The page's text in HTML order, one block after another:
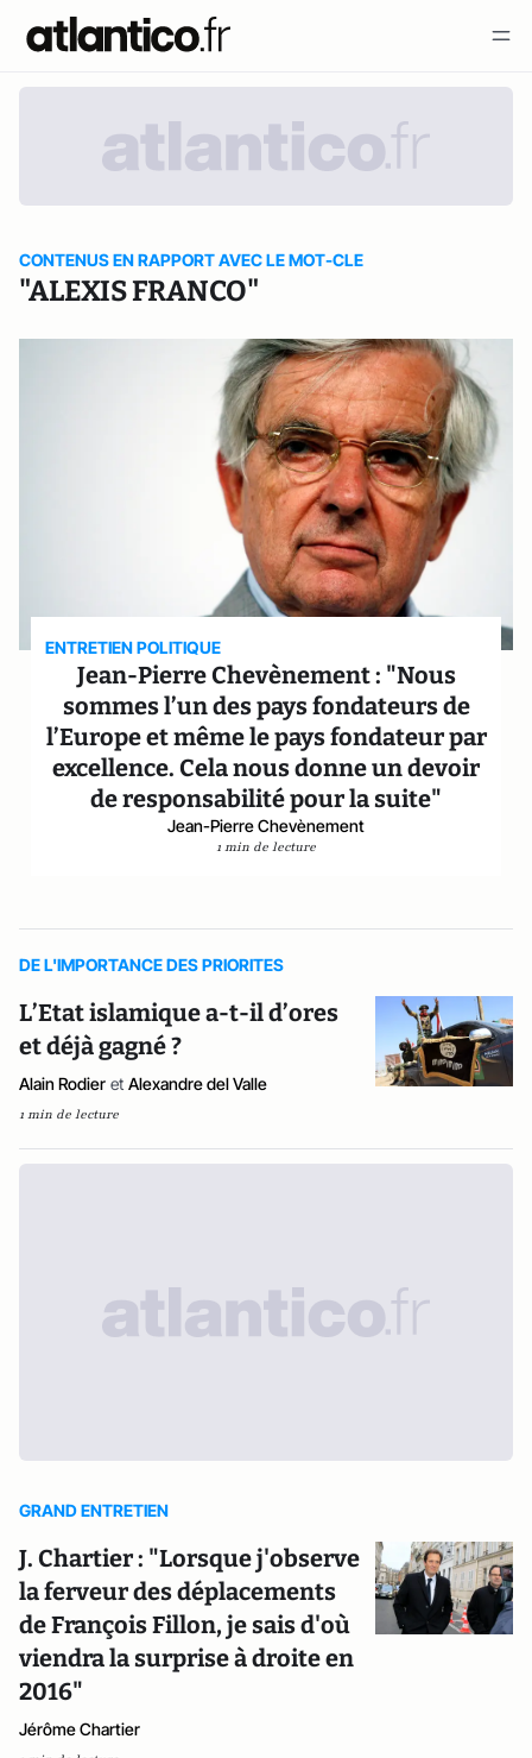
CONTENUS EN RAPPORT AVEC LE MOT-CLE
"ALEXIS FRANCO"
ENTRETIEN POLITIQUE
Jean-Pierre Chevènement : "Nous
sommes l’un des pays fondateurs de
l’Europe et même le pays fondateur par
excellence. Cela nous donne un devoir
de responsabilité pour la suite"
Jean-Pierre Chevènement
1 min de lecture
DE L'IMPORTANCE DES PRIORITES
L’Etat islamique a-t-il d’ores
et déjà gagné ?
Alain Rodier et Alexandre del Valle
1 min de lecture
GRAND ENTRETIEN
J. Chartier : "Lorsque j'observe
la ferveur des déplacements
de François Fillon, je sais d'où
viendra la surprise à droite en
2016"
Jérôme Chartier